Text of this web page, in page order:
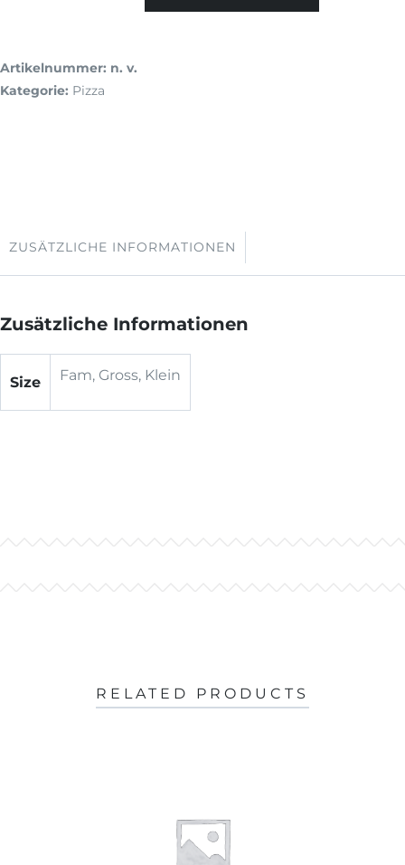
Artikelnummer: n. v.
Kategorie: Pizza
ZUSÄTZLICHE INFORMATIONEN
Zusätzliche Informationen
Size Fam, Gross, Klein
RELATED PRODUCTS